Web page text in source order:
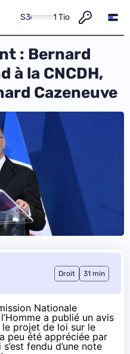
S3 1 Tio
: Bernard
à la CNCDH,
Cazeneuve
Droit 31 min
Nationale
a publié un avis
le projet de loi sur le
peu été appréciée par
fendu d’une note